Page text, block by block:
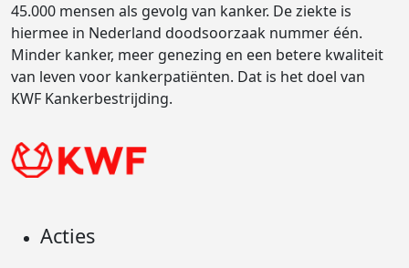
45.000 mensen als gevolg van kanker. De ziekte is
hiermee in Nederland doodsoorzaak nummer één.
Minder kanker, meer genezing en een betere kwaliteit
van leven voor kankerpatiënten. Dat is het doel van
KWF Kankerbestrijding.
Acties